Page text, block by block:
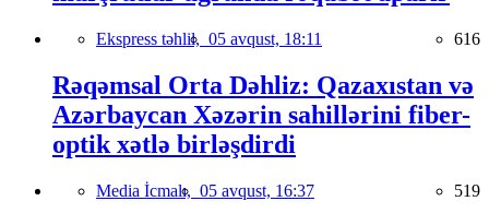
Ekspress təhlil, 05 avqust, 18:11 616
Rəqəmsal Orta Dəhliz: Qazaxıstan və
Azərbaycan Xəzərin sahillərini fiber-
optik xətlə birləşdirdi
Media İcmalı, 05 avqust, 16:37 519